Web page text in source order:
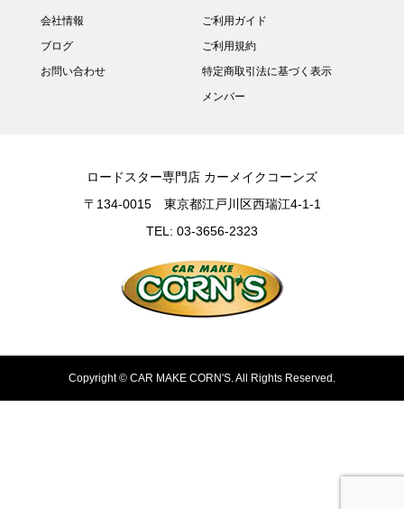
会社情報
ブログ
お問い合わせ
ご利用ガイド
ご利用規約
特定商取引法に基づく表示
メンバー
ロードスター専門店 カーメイクコーンズ
〒134-0015 東京都江戸川区西瑞江4-1-1
TEL: 03-3656-2323
Copyright © CAR MAKE CORN'S. All Rights Reserved.